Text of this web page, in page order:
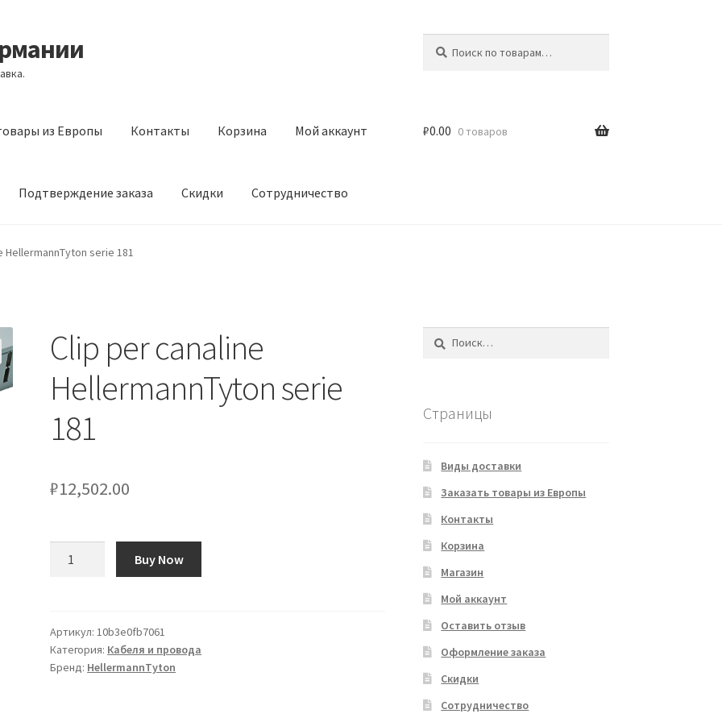
из Европы Контакты Корзина Мой аккаунт
Подтверждение заказа Скидки Сотрудничество
Контакты Корзина
₽0.00 0 товаров
HellermannTyton serie 181
Clip per canaline
HellermannTyton serie
181
₽12,502.00
canaline
HellermannTyton
serie
Buy Now
Артикул:10b3e0fb7061
Категория: Кабеля и провода
Бренд: HellermannTyton
Страницы
Виды доставки
Заказать товары из Европы
Контакты
Корзина
Магазин
Мой аккаунт
Оставить отзыв
Оформление заказа
Скидки
Сотрудничество